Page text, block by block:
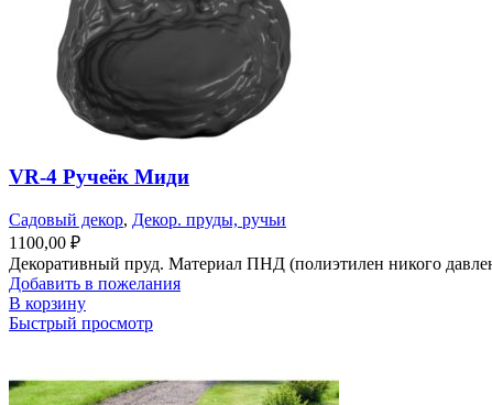
VR-4 Ручеёк Миди
Садовый декор, Декор. пруды, ручьи
1100,00 ₽
Декоративный пруд. Материал ПНД (полиэтилен никого
Добавить в пожелания
В корзину
Быстрый просмотр